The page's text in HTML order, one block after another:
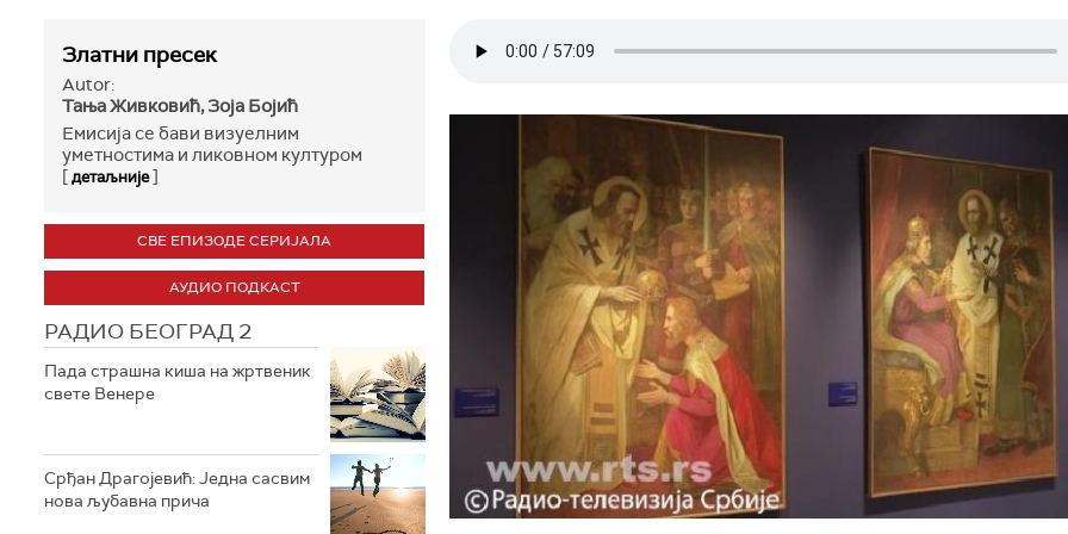
Златни пресек
Autor:
Тања Живковић, Зоја Бојић
Емисија се бави визуелним
уметностима и ликовном културом
[детаљније]
СВЕ ЕПИЗОДЕ СЕРИЈАЛА
АУДИО ПОДКАСТ
РАДИО БЕОГРАД 2
Пада страшна киша на жртвеник
свете Венере
Срђан Драгојевић: Једна сасвим
нова љубавна прича